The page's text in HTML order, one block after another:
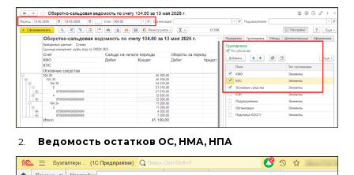
2. Ведомость остатков ОС, НМА, НПА